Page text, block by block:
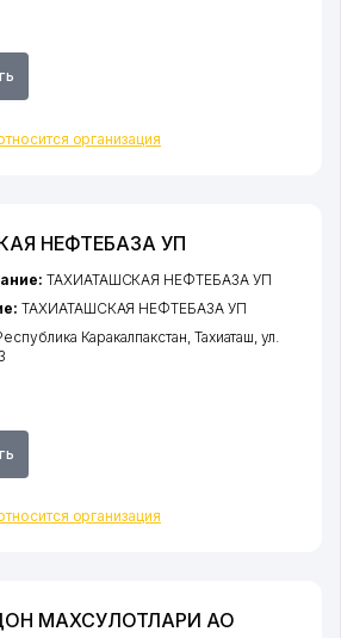
организация
НЕФТЕБАЗА УП
организация
ТАХИАТАШСКАЯ НЕФТЕБАЗА УП
ТАХИАТАШСКАЯ НЕФТЕБАЗА УП
Каракалпакстан Тахиаташ ,ул.
МАХСУЛОТЛАРИ АО